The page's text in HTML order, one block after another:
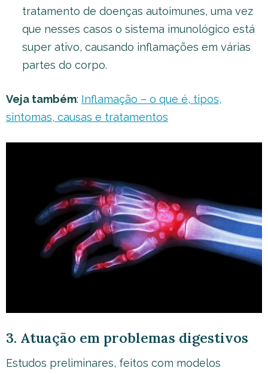
tratamento de doenças autoimunes, uma vez
que nesses casos o sistema imunológico está
super ativo, causando inflamações em várias
partes do corpo.
Veja também: Inflamação – o que é, tipos,
sintomas, causas e tratamentos
3. Atuação em problemas digestivos
Estudos preliminares, feitos com modelos